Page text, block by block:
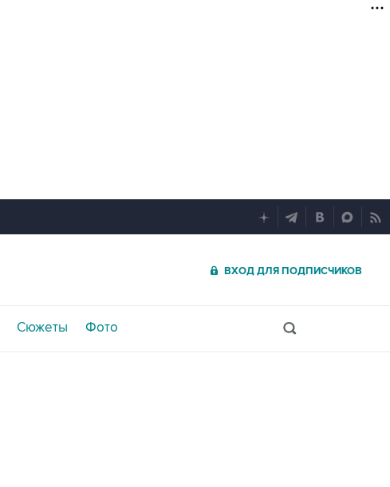
ВХОД ДЛЯ ПОДПИСЧИКОВ
Сюжеты Фото